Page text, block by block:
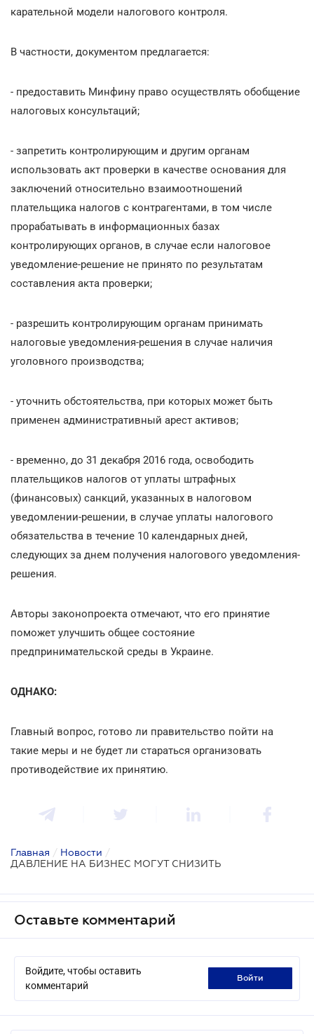
карательной модели налогового контроля.
В частности, документом предлагается:
- предоставить Минфину право осуществлять обобщение
налоговых консультаций;
- запретить контролирующим и другим органам
использовать акт проверки в качестве основания для
заключений относительно взаимоотношений
плательщика налогов с контрагентами, в том числе
прорабатывать в информационных базах
контролирующих органов, в случае если налоговое
уведомление-решение не принято по результатам
составления акта проверки;
- разрешить контролирующим органам принимать
налоговые уведомления-решения в случае наличия
уголовного производства;
- уточнить обстоятельства, при которых может быть
применен административный арест активов;
- временно, до 31 декабря 2016 года, освободить
плательщиков налогов от уплаты штрафных
(финансовых) санкций, указанных в налоговом
уведомлении-решении, в случае уплаты налогового
обязательства в течение 10 календарных дней,
следующих за днем получения налогового уведомления-
решения.
Авторы законопроекта отмечают, что его принятие
поможет улучшить общее состояние
предпринимательской среды в Украине.
ОДНАКО:
Главный вопрос, готово ли правительство пойти на
такие меры и не будет ли стараться организовать
противодействие их принятию.
Главная / Новости /
ДАВЛЕНИЕ НА БИЗНЕС МОГУТ СНИЗИТЬ
Оставьте комментарий
Войдите, чтобы оставить
комментарий
войти